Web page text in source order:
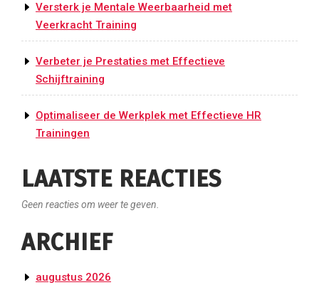
Versterk je Mentale Weerbaarheid met
Veerkracht Training
Verbeter je Prestaties met Effectieve
Schijftraining
Optimaliseer de Werkplek met Effectieve HR
Trainingen
LAATSTE REACTIES
Geen reacties om weer te geven.
ARCHIEF
augustus 2026